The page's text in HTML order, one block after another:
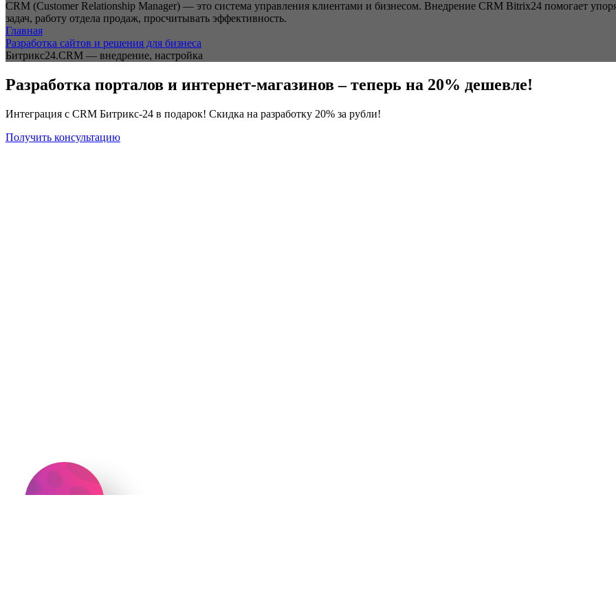
CRM (Customer Relationship Manager) — это система управления клиентами и бизнесом. Внедрение CRM Bitrix24 помогает
задач, работу отдела продаж, просчитывать эффективность.
Главная
Разработка сайтов и решения для бизнеса
Битрикс24.CRM — внедрение, настройка
Разработка порталов и интернет-магазинов – теперь на 20% дешевле!
Интеграция с CRM Битрикс-24 в подарок! Скидка на разработку 20% зa рубли!
Получить консультацию